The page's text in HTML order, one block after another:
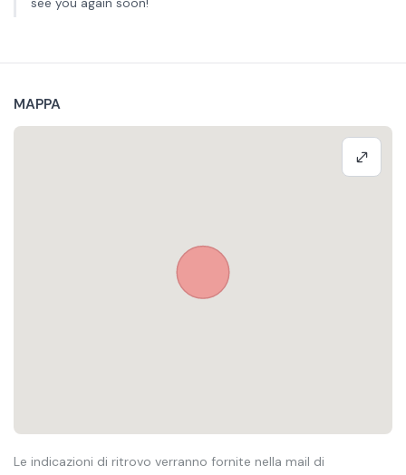
see you again soon!
MAPPA
Le indicazioni di ritrovo verranno fornite nella mail di